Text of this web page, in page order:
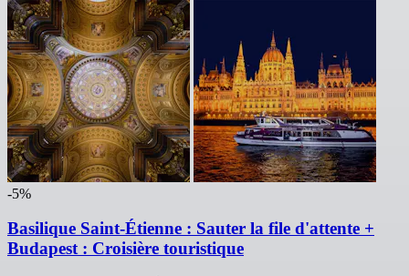
-5%
Basilique Saint-Étienne : Sauter la file d'attente +
Budapest : Croisière touristique